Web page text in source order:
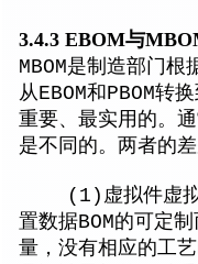
3.4.3 EBOM与
MBOM是制造部门根
从EBOM和PBOM转
重要、最实用的。通
是不同的。两者的
(1)虚拟件虚拟件
置数据BOM的可定
量，没有相应的工